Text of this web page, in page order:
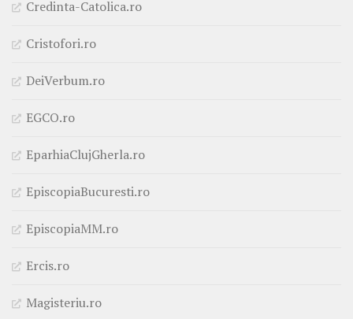
Credinta-Catolica.ro
Cristofori.ro
DeiVerbum.ro
EGCO.ro
EparhiaClujGherla.ro
EpiscopiaBucuresti.ro
EpiscopiaMM.ro
Ercis.ro
Magisteriu.ro